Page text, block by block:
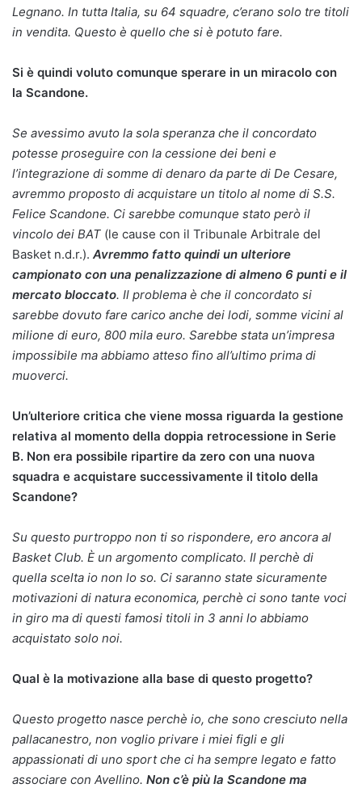
Legnano. In tutta Italia, su 64 squadre, c’erano solo tre titoli
in vendita. Questo è quello che si è potuto fare.
Si è quindi voluto comunque sperare in un miracolo con
la Scandone.
Se avessimo avuto la sola speranza che il concordato
potesse proseguire con la cessione dei beni e
l’integrazione di somme di denaro da parte di De Cesare,
avremmo proposto di acquistare un titolo al nome di S.S.
Felice Scandone. Ci sarebbe comunque stato però il
vincolo dei BAT (le cause con il Tribunale Arbitrale del
Basket n.d.r.). Avremmo fatto quindi un ulteriore
campionato con una penalizzazione di almeno 6 punti e il
mercato bloccato. Il problema è che il concordato si
sarebbe dovuto fare carico anche dei lodi, somme vicini al
milione di euro, 800 mila euro. Sarebbe stata un’impresa
impossibile ma abbiamo atteso fino all’ultimo prima di
muoverci.
Un’ulteriore critica che viene mossa riguarda la gestione
relativa al momento della doppia retrocessione in Serie
B. Non era possibile ripartire da zero con una nuova
squadra e acquistare successivamente il titolo della
Scandone?
Su questo purtroppo non ti so rispondere, ero ancora al
Basket Club. È un argomento complicato. Il perchè di
quella scelta io non lo so. Ci saranno state sicuramente
motivazioni di natura economica, perchè ci sono tante voci
in giro ma di questi famosi titoli in 3 anni lo abbiamo
acquistato solo noi.
Qual è la motivazione alla base di questo progetto?
Questo progetto nasce perchè io, che sono cresciuto nella
pallacanestro, non voglio privare i miei figli e gli
appassionati di uno sport che ci ha sempre legato e fatto
associare con Avellino. Non c’è più la Scandone ma